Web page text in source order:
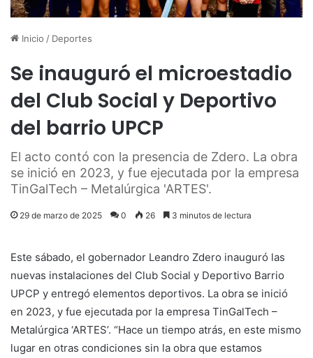
Inicio / Deportes
Se inauguró el microestadio
del Club Social y Deportivo
del barrio UPCP
El acto contó con la presencia de Zdero. La obra
se inició en 2023, y fue ejecutada por la empresa
TinGalTech – Metalúrgica 'ARTES'.
29 de marzo de 2025 0 26 3 minutos de lectura
Este sábado, el gobernador Leandro Zdero inauguró las
nuevas instalaciones del Club Social y Deportivo Barrio
UPCP y entregó elementos deportivos. La obra se inició
en 2023, y fue ejecutada por la empresa TinGalTech –
Metalúrgica ‘ARTES’. “Hace un tiempo atrás, en este mismo
lugar en otras condiciones sin la obra que estamos